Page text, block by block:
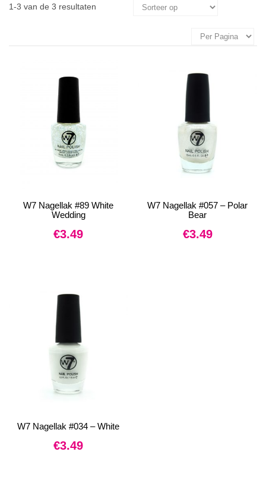
1-3 van de 3 resultaten
W7 Nagellak #89 White
Wedding
€3.49
W7 Nagellak #057 – Polar
Bear
€3.49
W7 Nagellak #034 – White
€3.49